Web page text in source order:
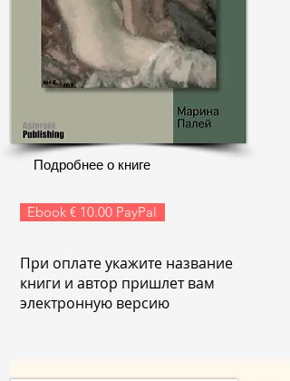
Подробнее о книге
Ebook € 10.00 PayPal
При оплате укажите название
книги и автор пришлет вам
электронную версию